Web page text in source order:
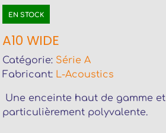
EN STOCK
A10 WIDE
Catégorie: Série A
Fabricant: L-Acoustics
Une enceinte haut de gamme et
particulièrement polyvalente.